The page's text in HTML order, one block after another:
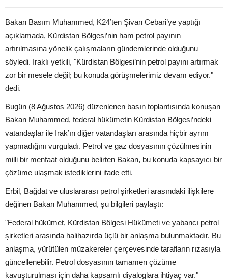
Bakan Basım Muhammed, K24’ten Şivan Cebari’ye yaptığı
açıklamada, Kürdistan Bölgesi’nin ham petrol payının
artırılmasına yönelik çalışmaların gündemlerinde olduğunu
söyledi. Iraklı yetkili, "Kürdistan Bölgesi’nin petrol payını artırmak
zor bir mesele değil; bu konuda görüşmelerimiz devam ediyor."
dedi.
Bugün (8 Ağustos 2026) düzenlenen basın toplantısında konuşan
Bakan Muhammed, federal hükümetin Kürdistan Bölgesi’ndeki
vatandaşlar ile Irak’ın diğer vatandaşları arasında hiçbir ayrım
yapmadığını vurguladı. Petrol ve gaz dosyasının çözülmesinin
milli bir menfaat olduğunu belirten Bakan, bu konuda kapsayıcı bir
çözüme ulaşmak istediklerini ifade etti.
Erbil, Bağdat ve uluslararası petrol şirketleri arasındaki ilişkilere
değinen Bakan Muhammed, şu bilgileri paylaştı:
"Federal hükümet, Kürdistan Bölgesi Hükümeti ve yabancı petrol
şirketleri arasında halihazırda üçlü bir anlaşma bulunmaktadır. Bu
anlaşma, yürütülen müzakereler çerçevesinde tarafların rızasıyla
güncellenebilir. Petrol dosyasının tamamen çözüme
kavuşturulması için daha kapsamlı diyaloglara ihtiyaç var."